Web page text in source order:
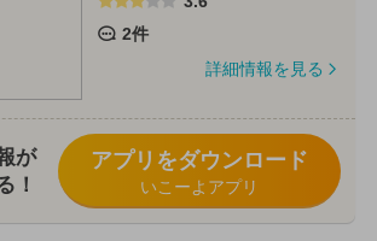
2件
詳細情報を見る
が
！
アプリをダウンロード
いこーよアプリ